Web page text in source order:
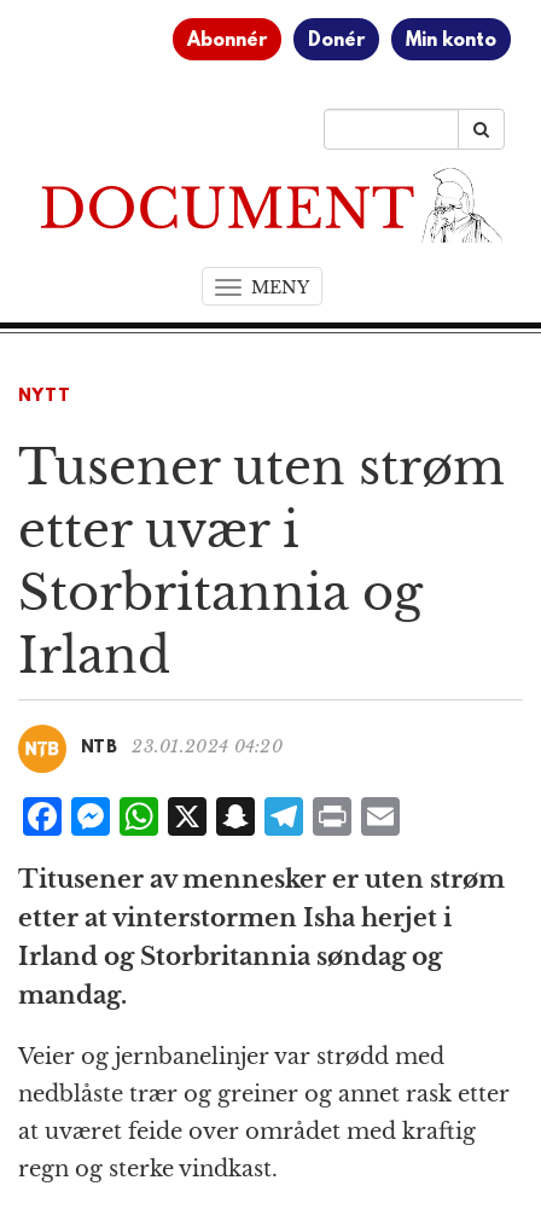
Abonnér Donér Min konto
MENYT
o
a
a
t
NYTT
Tusener uten strøm
etter uvær i
Storbritannia og
Irland
NTB 23.01.2024 04:20
F
c
e
b
o
o
k
M
ss
e
n
g
e
r
W
at
s
A
p
X S
a
p
c
at
T
e
g
r
m
P
n
t
ai
l
Titusener av mennesker er uten strøm
etter at vinterstormen Isha herjet i
Irland og Storbritannia søndag og
mandag.
Veier og jernbanelinjer var strødd med
nedblåste trær og greiner og annet rask etter
at uværet feide over området med kraftig
regn og sterke vindkast.